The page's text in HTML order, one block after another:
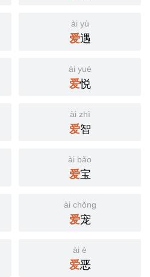
ài yù
爱遇
ài yuè
爱悦
ài zhì
爱智
ài bǎo
爱宝
ài chǒng
爱宠
ài è
爱恶